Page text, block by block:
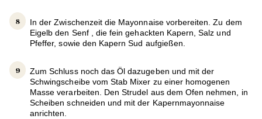
In der Zwischenzeit die Mayonnaise vorbereiten. Zu dem
Eigelb den Senf , die fein gehackten Kapern, Salz und
Pfeffer, sowie den Kapern Sud aufgießen.
Zum Schluss noch das Öl dazugeben und mit der
Schwingscheibe vom Stab Mixer zu einer homogenen
Masse verarbeiten. Den Strudel aus dem Ofen nehmen, in
Scheiben schneiden und mit der Kapernmayonnaise
anrichten.